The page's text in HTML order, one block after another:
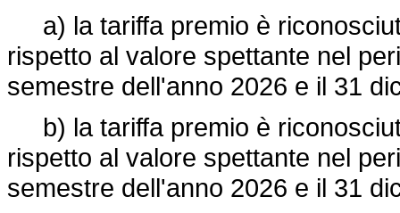
a) la tariffa premio è
rispetto al valore spettante nel
semestre dell'anno 2026 e il 31
b) la tariffa premio è
rispetto al valore spettante nel
semestre dell'anno 2026 e il 31